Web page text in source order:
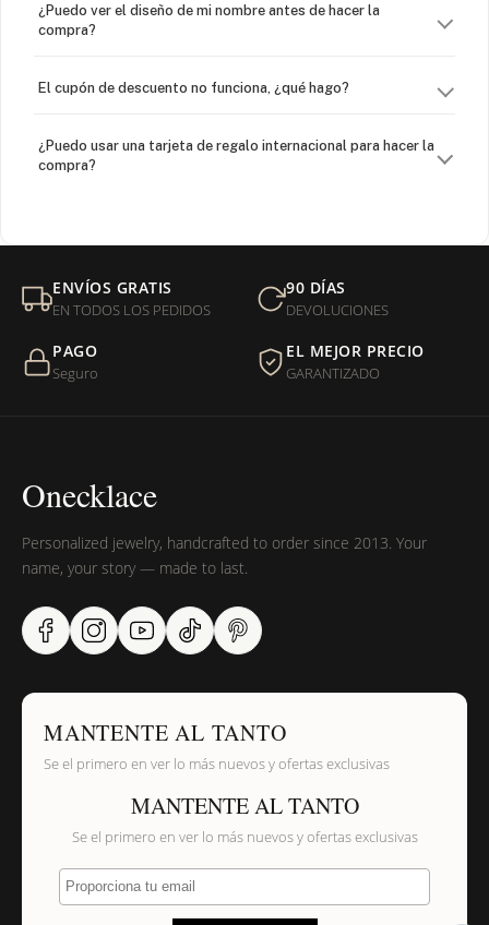
¿Puedo ver el diseño de mi nombre antes de hacer la
compra?
El cupón de descuento no funciona, ¿qué hago?
¿Puedo usar una tarjeta de regalo internacional para hacer la
compra?
Mi orden fue devuelta por USPS, ¿qué hago para que sea
entregada?
¿Sus productos son libres de níquel?
ENVÍOS GRATIS
EN TODOS LOS PEDIDOS
90 DÍAS
DEVOLUCIONES
PAGO
Seguro
EL MEJOR PRECIO
GARANTIZADO
Onecklace
Personalized jewelry, handcrafted to order since 2013. Your
name, your story — made to last.
MANTENTE AL TANTO
Se el primero en ver lo más nuevos y ofertas exclusivas
MANTENTE AL TANTO
Se el primero en ver lo más nuevos y ofertas exclusivas
Proporciona tu email